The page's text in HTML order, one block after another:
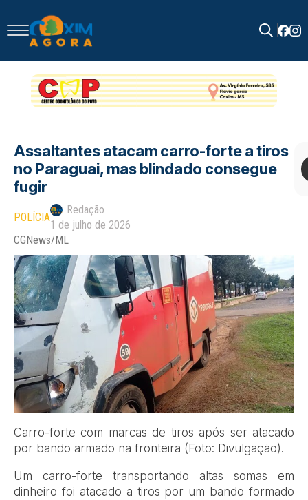
for:
Assaltantes atacam carro-forte a tiros
no Paraguai, mas blindado consegue
fugir
POLÍCIA
Redação
1 de julho de 2026
CGNews/ML
Carro-forte com marcas de tiros após ser atacado
por bando armado na fronteira (Foto: Divulgação).
Um carro-forte transportando altas somas em
dinheiro foi atacado a tiros por um bando formado